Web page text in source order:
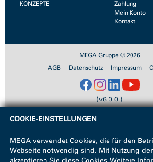
KONZEPTE
Zahlung
Mein Konto
Kontakt
MEGA Gruppe © 2026
AGB
Datenschutz Impressum
(v6.0.0.)
COOKIE-EINSTELLUNGEN
MEGA verwendet Cookies, die für den
Webseite notwendig sind. Mit Nutzung der
akzeptieren Sie diese Cookies. Weitere